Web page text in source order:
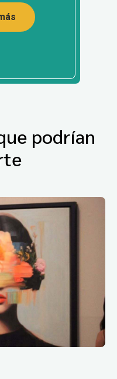
podrían